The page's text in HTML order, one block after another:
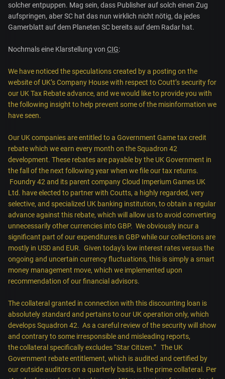
solcher entpuppen. Mag sein, dass Publisher auf solch einen Zug
aufspringen, aber SC hat das nun wirklich nicht nötig, da jedes
Gamerblatt auf dem Planeten SC bereits auf dem Radar hat.
Nochmals eine Klarstellung von CIG:
We have noticed the speculations created by a posting on the
website of UK’s Company House with respect to Coutt’s security for
our UK Tax Rebate advance, and we would like to provide you with
the following insight to help prevent some of the misinformation we
have seen.
Our UK companies are entitled to a Government Game tax credit
rebate which we earn every month on the Squadron 42
development. These rebates are payable by the UK Government in
the fall of the next following year when we file our tax returns.
Foundry 42 and its parent company Cloud Imperium Games UK
Ltd. have elected to partner with Coutts, a highly regarded, very
selective, and specialized UK banking institution, to obtain a regular
advance against this rebate, which will allow us to avoid converting
unnecessarily other currencies into GBP. We obviously incur a
significant part of our expenditures in GBP while our collections are
mostly in USD and EUR. Given today's low interest rates versus the
ongoing and uncertain currency fluctuations, this is simply a smart
money management move, which we implemented upon
recommendation of our financial advisors.
The collateral granted in connection with this discounting loan is
absolutely standard and pertains to our UK operation only, which
develops Squadron 42. As a careful review of the security will show
and contrary to some irresponsible and misleading reports,
thecollateral specifically excludes “Star Citizen.” The UK
Government rebate entitlement, which is audited and certified by
our outside auditors on a quarterly basis, is the prime collateral. Per